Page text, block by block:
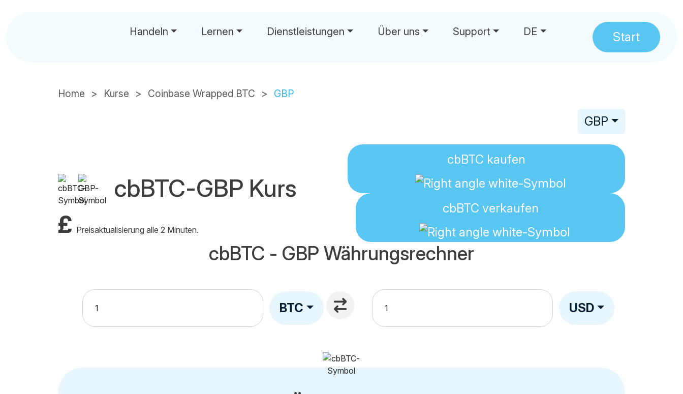
Handeln Lernen Dienstleistungen Über uns Support DE Start
Home Kurse Coinbase Wrapped BTC GBP
cbBTC-GBP Kurs
£ Preisaktualisierung alle 2 Minuten.
GBP
cbBTC kaufen
cbBTC verkaufen
cbBTC - GBP Währungsrechner
BTC USD